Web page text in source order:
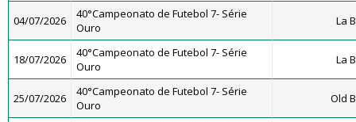
04/07/2026
40°Campeonato de Futebol 7- Série
Ouro
La
18/07/2026
40°Campeonato de Futebol 7- Série
Ouro
La
25/07/2026
40°Campeonato de Futebol 7- Série
Ouro
Old